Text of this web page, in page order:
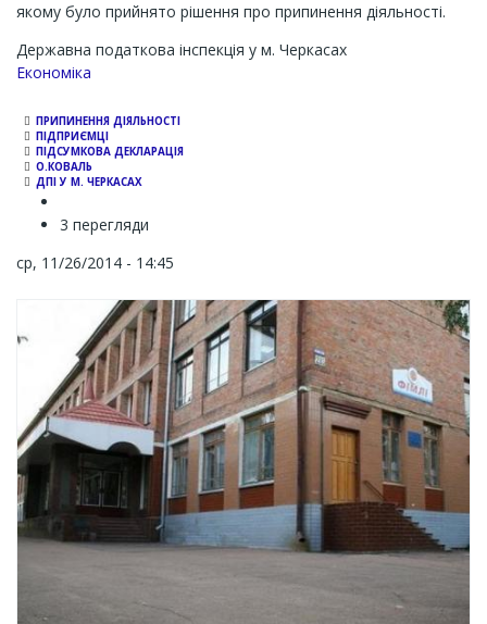
якому було прийнято рішення про припинення діяльності.
Державна податкова інспекція у м. Черкасах
Економіка
ПРИПИНЕННЯ ДІЯЛЬНОСТІ
ПІДПРИЄМЦІ
ПІДСУМКОВА ДЕКЛАРАЦІЯ
О.КОВАЛЬ
ДПІ У М. ЧЕРКАСАХ
3 перегляди
ср, 11/26/2014 - 14:45